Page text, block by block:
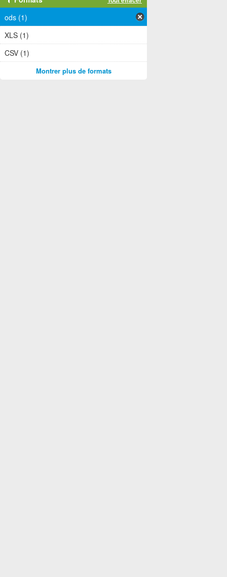
ods (1)
XLS (1)
CSV (1)
Montrer plus de formats